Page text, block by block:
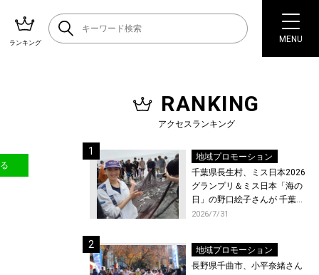
ランキング MENU
RANKING
アクセスランキング
地域プロモーション
千葉県長生村、ミス日本2026
グランプリ＆ミス日本「海の
日」の野口絵子さんが 千葉県
唯一の村・長生村で地引網を
2026/7/31
地域プロモーション
長野県千曲市、小平奈緒さん